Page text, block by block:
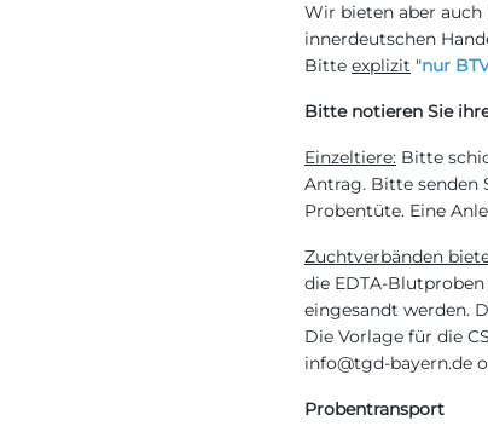
Wir bieten aber auch
innerdeutschen
Bitte explizit "nur
Bitte notieren Sie
Einzeltiere: Bitte
Antrag. Bitte senden
Probentüte. Eine
Zuchtverbänden
die EDTA-
eingesandt werden.
Die Vorlage für die
info@tgd-bayern.de
Probentransport